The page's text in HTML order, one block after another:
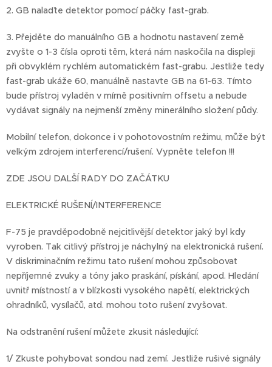
2. GB nalaďte detektor pomocí páčky fast-grab.
3. Přejděte do manuálního GB a hodnotu nastavení země
zvyšte o 1-3 čísla oproti těm, která nám naskočila na displeji
při obvyklém rychlém automatickém fast-grabu. Jestliže tedy
fast-grab ukáže 60, manuálně nastavte GB na 61-63. Tímto
bude přístroj vyladěn v mírně positivním offsetu a nebude
vydávat signály na nejmenší změny minerálního složení půdy.
Mobilní telefon, dokonce i v pohotovostním režimu, může být
velkým zdrojem interferencí/rušení. Vypněte telefon !!!
ZDE JSOU DALŠÍ RADY DO ZAČÁTKU
ELEKTRICKÉ RUŠENÍ/INTERFERENCE
F-75 je pravděpodobně nejcitlivější detektor jaký byl kdy
vyroben. Tak citlivý přístroj je náchylný na elektronická rušení.
V diskriminačním režimu tato rušení mohou způsobovat
nepříjemné zvuky a tóny jako praskání, pískání, apod. Hledání
uvnitř místností a v blízkosti vysokého napětí, elektrických
ohradníků, vysílačů, atd. mohou toto rušení zvyšovat.
Na odstranění rušení můžete zkusit následující:
1/ Zkuste pohybovat sondou nad zemí. Jestliže rušivé signály